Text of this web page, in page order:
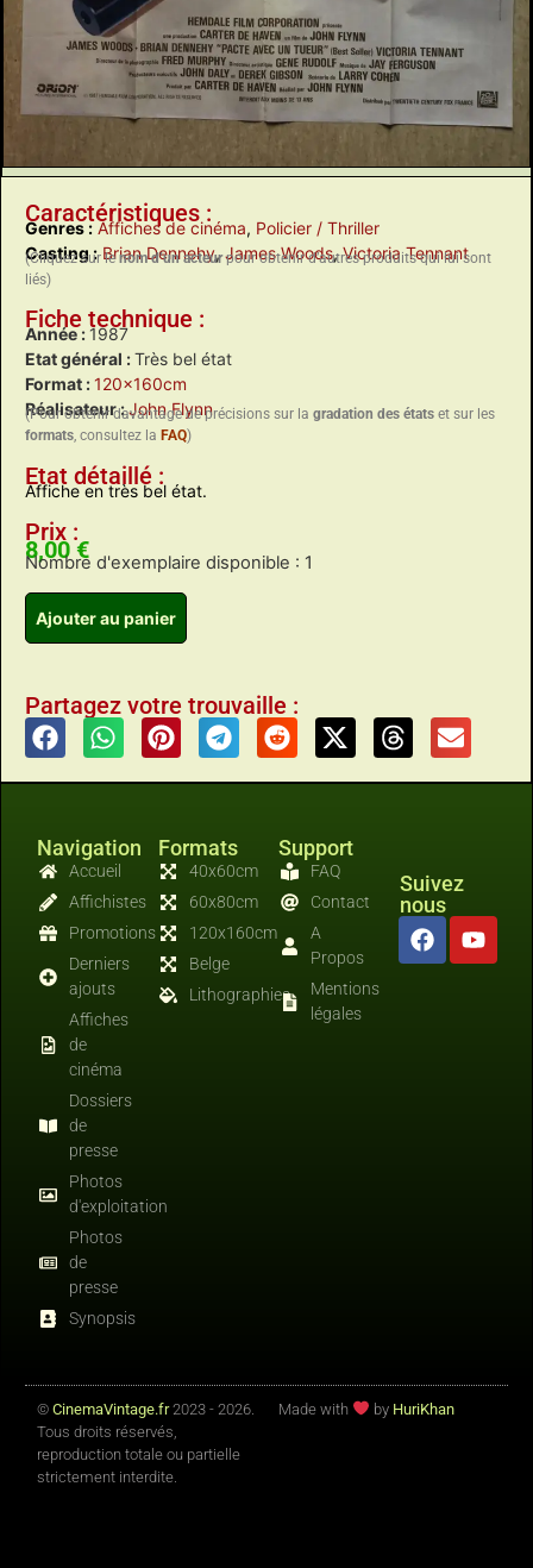
Caractéristiques :
Genres : Affiches de cinéma, Policier / Thriller
Casting : Brian Dennehy,James Woods,Victoria Tennant
(Cliquez sur lenom d’un acteurpour obtenir d’autres produits qui lui sont
liés)
Fiche technique :
Année : 1987
Etat général :Très bel état
Format :120x160cm
Réalisateur :John Flynn
(Pour obtenir davantage de précisions sur la gradation des états et sur les
formats, consultez la FAQ)
Etat détaillé :
Affiche en très bel état.
Prix :
8,00€
Nombre d'exemplaire disponible : 1
Ajouter au panier
Partagez votre trouvaille :
Navigation
Accueil
Affichistes
Promotions
Derniers
ajouts
Affiches
de
cinéma
Dossiers
de
presse
Photos
d'exploitation
Photos
de
presse
Synopsis
Formats
40x60cm
60x80cm
120x160cm
Belge
Lithographies
Support
FAQ
Contact
A
Propos
Mentions
légales
Suivez
nous
© CinemaVintage.fr2023 - 2026.
Tous droits réservés,
reproduction totale ou partielle
strictement interdite.
Made with by HuriKhan